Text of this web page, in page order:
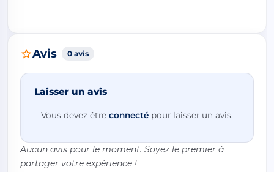
Avis 0 avis
Laisser un avis
Vous devez être connecté pour laisser un avis.
Aucun avis pour le moment. Soyez le premier à
partager votre expérience !